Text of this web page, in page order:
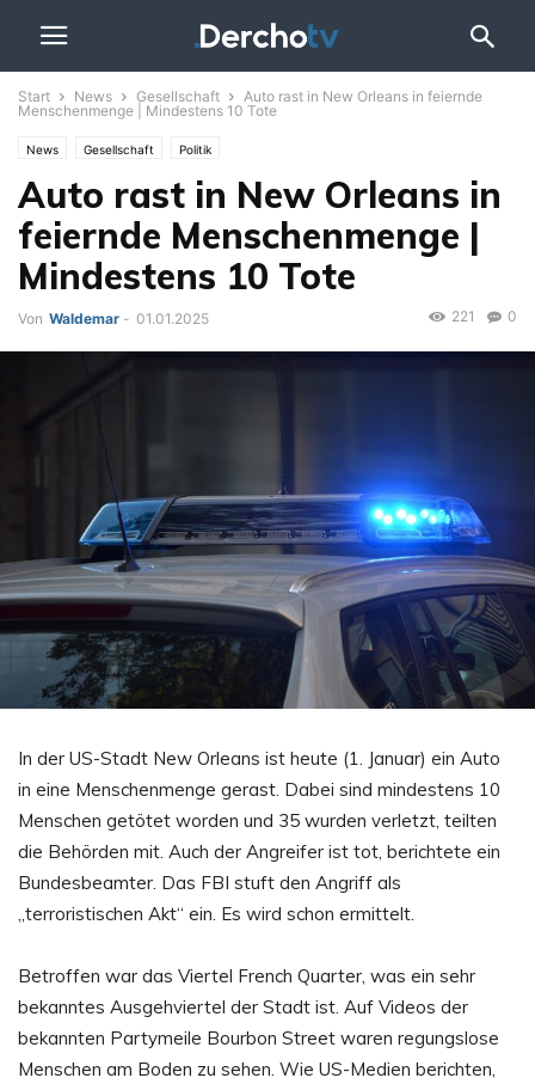
Start News Gesellschaft
Auto rast in New Orleans in feiernde
Menschenmenge | Mindestens 10 Tote
News Gesellschaft Politik
Auto rast in New Orleans in
feiernde Menschenmenge |
Mindestens 10 Tote
Von Waldemar - 01.01.2025 0
221
In der US-Stadt New Orleans ist heute (1. Januar) ein Auto
in eine Menschenmenge gerast. Dabei sind mindestens 10
Menschen getötet worden und 35 wurden verletzt, teilten
die Behörden mit. Auch der Angreifer ist tot, berichtete ein
Bundesbeamter. Das FBI stuft den Angriff als
„terroristischen Akt“ ein. Es wird schon ermittelt.
Betroffen war das Viertel French Quarter, was ein sehr
bekanntes Ausgehviertel der Stadt ist. Auf Videos der
bekannten Partymeile Bourbon Street waren regungslose
Menschen am Boden zu sehen. Wie US-Medien berichten,